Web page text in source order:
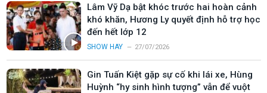
Lâm Vỹ Dạ bật khóc trước hai hoàn cảnh
khó khăn, Hương Ly quyết định hỗ trợ học
đến hết lớp 12
SHOW HAY 27/07/2026
Gin Tuấn Kiệt gặp sự cố khi lái xe, Hùng
Huỳnh “hy sinh hình tượng” vẫn để vuột